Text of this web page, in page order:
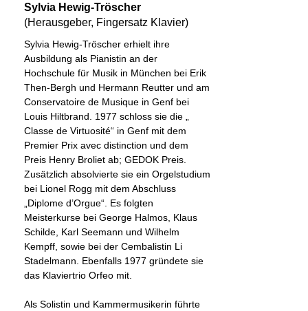
Sylvia Hewig-Tröscher
(Herausgeber, Fingersatz Klavier)
Sylvia Hewig-Tröscher erhielt ihre
Ausbildung als Pianistin an der
Hochschule für Musik in München bei Erik
Then-Bergh und Hermann Reutter und am
Conservatoire de Musique in Genf bei
Louis Hiltbrand. 1977 schloss sie die „
Classe de Virtuosité“ in Genf mit dem
Premier Prix avec distinction und dem
Preis Henry Broliet ab; GEDOK Preis.
Zusätzlich absolvierte sie ein Orgelstudium
bei Lionel Rogg mit dem Abschluss
„Diplome d’Orgue“. Es folgten
Meisterkurse bei George Halmos, Klaus
Schilde, Karl Seemann und Wilhelm
Kempff, sowie bei der Cembalistin Li
Stadelmann. Ebenfalls 1977 gründete sie
das Klaviertrio Orfeo mit.
Als Solistin und Kammermusikerin führte